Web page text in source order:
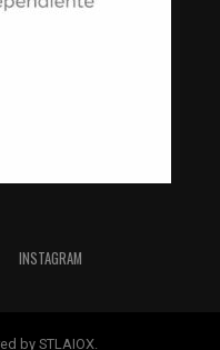
INSTAGRAM
by STLAIOX.